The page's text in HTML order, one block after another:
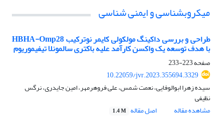
میکروبشناسی و ایمنی شناسی
طراحی و بررسی داکینگ مولکولی کایمر نوترکیب HBHA-Omp28
با هدف توسعه یک واکسن کارآمد علیه باکتری سالمونلا تیفی‏موریوم
صفحه223-233
10.22059/jvr.2023.355694.3329
سیده زهرا ابوالوفایی، نعمت شمس، علی فروهرمهر، امین جایدری، نرگس
نظیفی
مشاهده مقاله
اصل مقاله 1.4 M